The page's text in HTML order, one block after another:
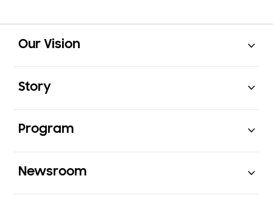
Our Vision
Story
Program
Newsroom